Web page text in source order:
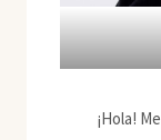
¡Hola!